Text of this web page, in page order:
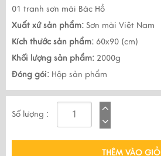
01 tranh sơn mài Bác Hồ
Xuất xứ sản phẩm: Sơn mài Việt Nam
Kích thước sản phẩm: 60x90 (cm)
Khối lượng sản phẩm: 2000g
Đóng gói: Hộp sản phẩm
Số lượng :
THÊM VÀO GIỎ